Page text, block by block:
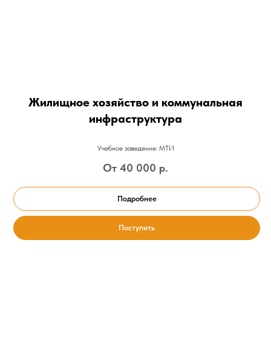
Жилищное хозяйство и коммунальная
инфраструктура
Учебное заведение: МТИ
От 40 000 р.
Подробнее
Поступить